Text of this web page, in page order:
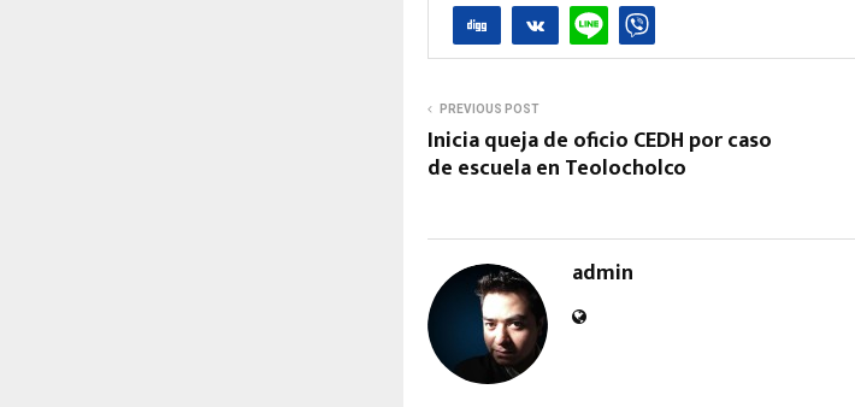
PREVIOUS POST
Inicia queja de oficio CEDH por caso
de escuela en Teolocholco
admin